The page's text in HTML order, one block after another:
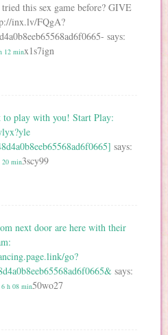
this sex game before? GIVE
inx.lv/FQgA?
says:
12 minx1s7ign
to play with you! Start Play:
says:
20 min3scy99
next door are here with their
go?
says:
6 h 08 min50wo27